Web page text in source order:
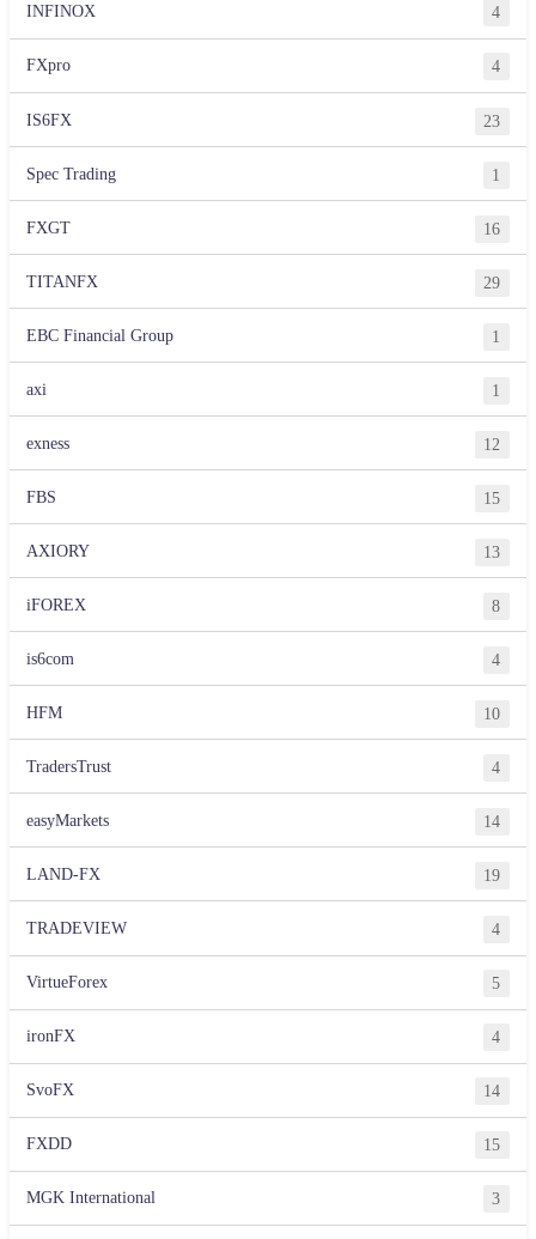
INFINOX 4
FXpro 4
IS6FX 23
Spec Trading 1
FXGT 16
TITANFX 29
EBC Financial Group 1
axi 1
exness 12
FBS 15
AXIORY 13
iFOREX 8
is6com 4
HFM 10
TradersTrust 4
easyMarkets 14
LAND-FX 19
TRADEVIEW 4
VirtueForex 5
ironFX 4
SvoFX 14
FXDD 15
MGK International 3